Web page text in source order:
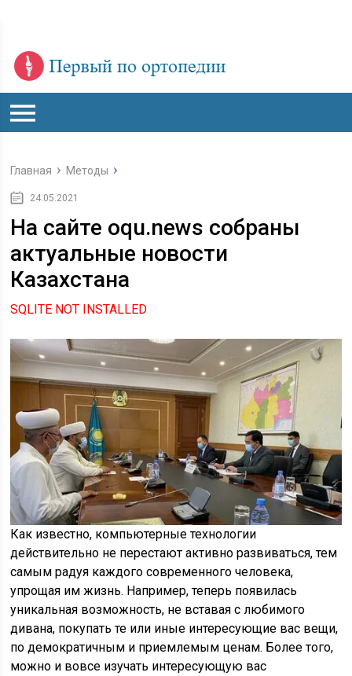
Главная Методы
24.05.2021
На сайте oqu.news собраны
актуальные новости
Казахстана
SQLITE NOT INSTALLED
Как известно, компьютерные технологии
действительно не перестают активно развиваться, тем
самым радуя каждого современного человека,
упрощая им жизнь. Например, теперь появилась
уникальная возможность, не вставая с любимого
дивана, покупать те или иные интересующие вас вещи,
по демократичным и приемлемым ценам. Более того,
можно и вовсе изучать интересующую вас